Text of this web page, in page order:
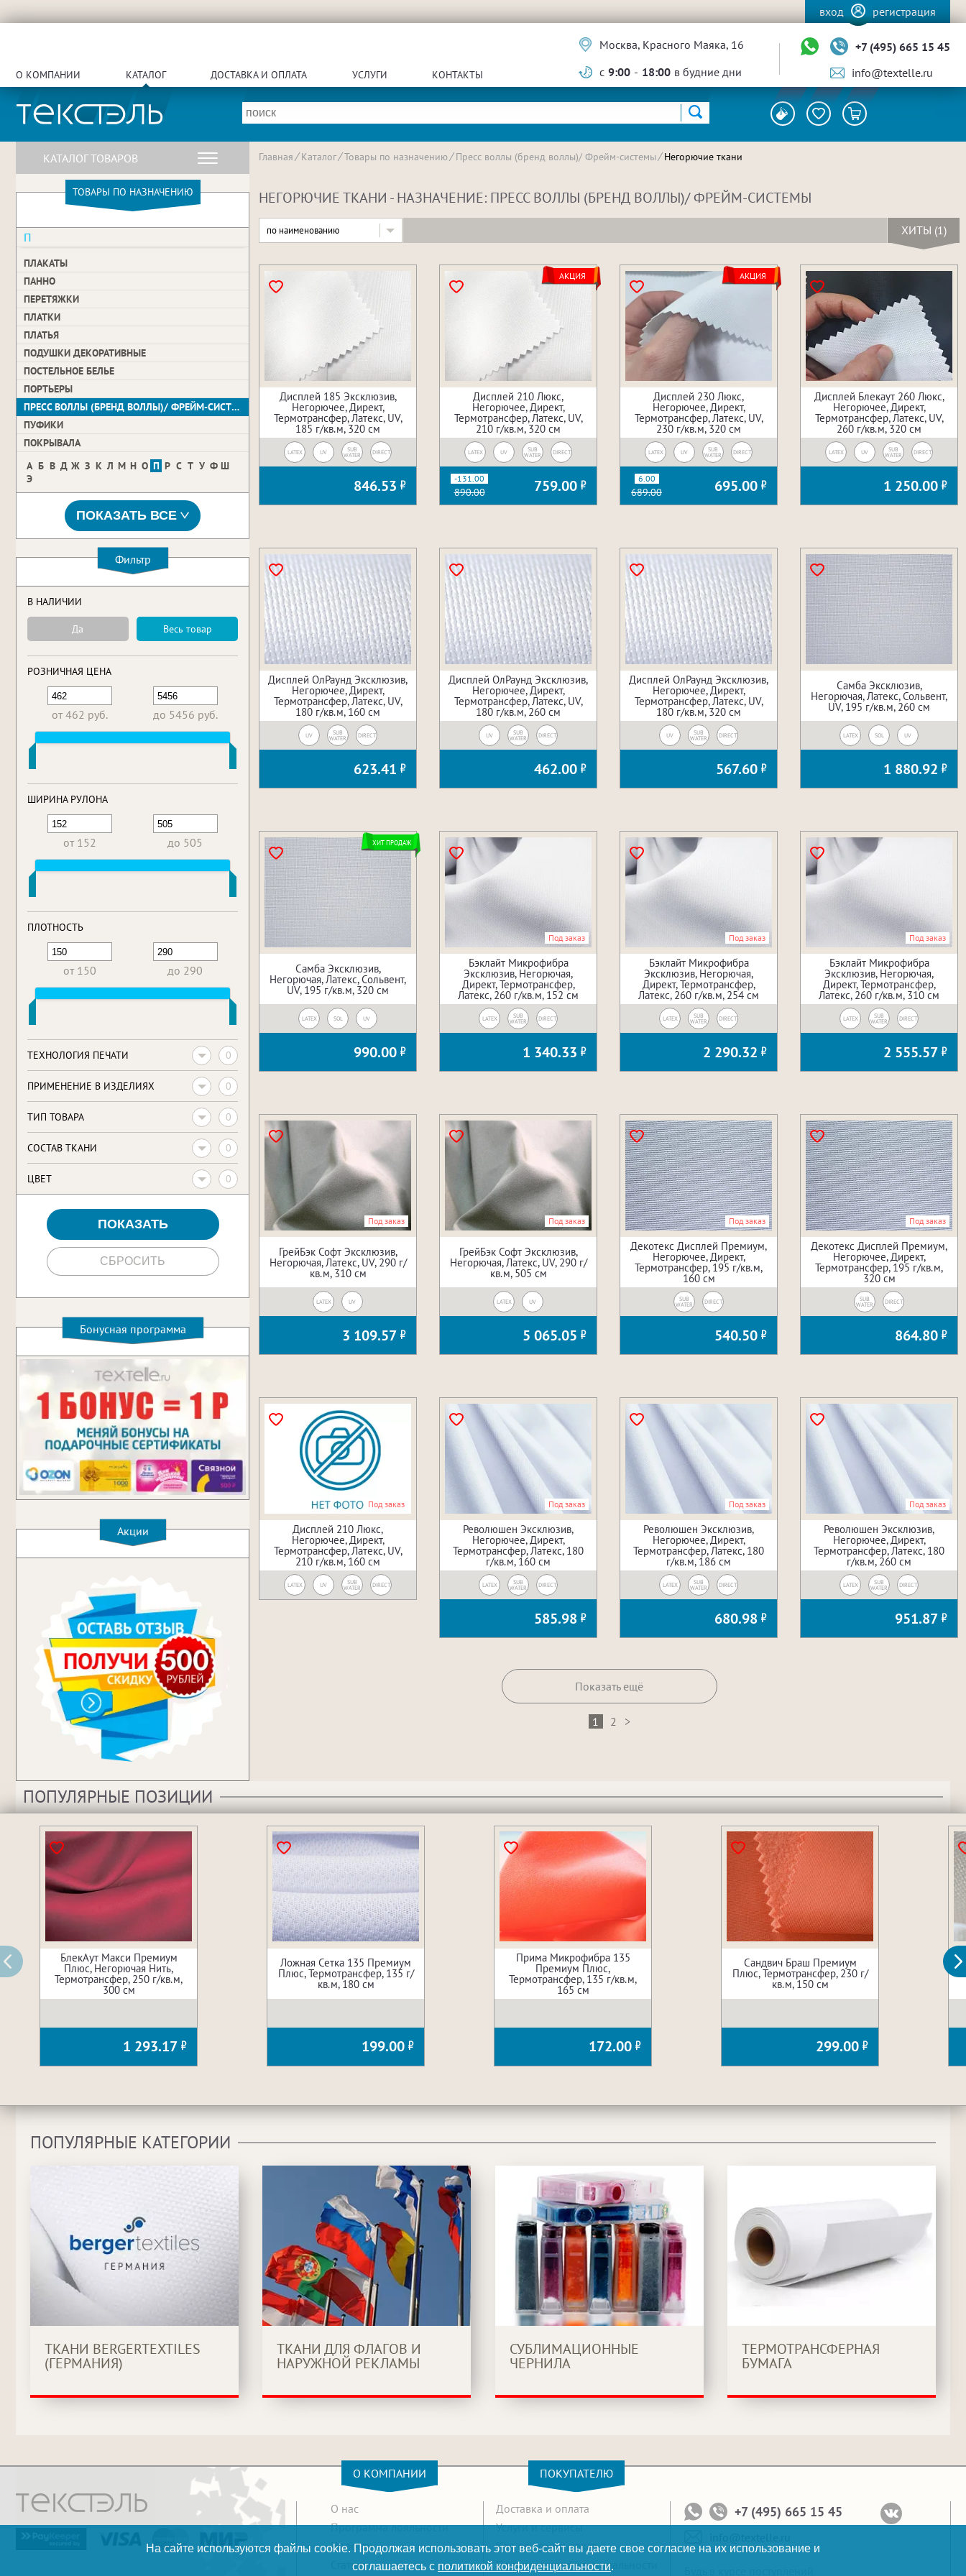
вход регистрация
О КОМПАНИИ КАТАЛОГ ДОСТАВКА И ОПЛАТА УСЛУГИ КОНТАКТЫ
Москва, Красного Маяка, 16
с 9:00 - 18:00 в будние дни
+7 (495) 665 15 45
info@textelle.ru
КАТАЛОГ ТОВАРОВ
ТОВАРЫ ПО НАЗНАЧЕНИЮ
П
ПЛАКАТЫ
ПАННО
ПЕРЕТЯЖКИ
ПЛАТКИ
ПЛАТЬЯ
ПОДУШКИ ДЕКОРАТИВНЫЕ
ПОСТЕЛЬНОЕ БЕЛЬЕ
ПОРТЬЕРЫ
ПРЕСС ВОЛЛЫ (БРЕНД ВОЛЛЫ)/ ФРЕЙМ-СИСТЕМЫ
ПУФИКИ
ПОКРЫВАЛА
А Б В Д Ж З К Л М Н О П Р С Т У Ф Ш
Э
ПОКАЗАТЬ ВСЕ
Фильтр
В НАЛИЧИИ
Да Весь товар
РОЗНИЧНАЯ ЦЕНА
от 462 руб. до 5456 руб.
ШИРИНА РУЛОНА
от 152 до 505
ПЛОТНОСТЬ
от 150 до 290
ТЕХНОЛОГИЯ ПЕЧАТИ 0
ПРИМЕНЕНИЕ В ИЗДЕЛИЯХ 0
ТИП ТОВАРА 0
CОСТАВ ТКАНИ 0
ЦВЕТ 0
Бонусная программа
Акции
Главная Каталог Товары по назначению Пресс воллы (бренд воллы)/ Фрейм-системы Негорючие ткани
НЕГОРЮЧИЕ ТКАНИ - НАЗНАЧЕНИЕ: ПРЕСС ВОЛЛЫ (БРЕНД ВОЛЛЫ)/ ФРЕЙМ-СИСТЕМЫ
по наименованию ХИТЫ (1)
Дисплей 185 Эксклюзив,
Негорючее, Директ,
Термотрансфер, Латекс, UV,
185 г/кв.м, 320 см
LATEX UV
SUB
WATER
DIRECT
846.53
АКЦИЯ
Дисплей 210 Люкс,
Негорючее, Директ,
Термотрансфер, Латекс, UV,
210 г/кв.м, 320 см
LATEX UV
SUB
WATER
DIRECT
-131.00
890.00 759.00
АКЦИЯ
Дисплей 230 Люкс,
Негорючее, Директ,
Термотрансфер, Латекс, UV,
230 г/кв.м, 320 см
LATEX UV
SUB
WATER
DIRECT
6.00
689.00 695.00
Дисплей Блекаут 260 Люкс,
Негорючее, Директ,
Термотрансфер, Латекс, UV,
260 г/кв.м, 320 см
LATEX UV
SUB
WATER
DIRECT
1 250.00
Дисплей ОлРаунд Эксклюзив,
Негорючее, Директ,
Термотрансфер, Латекс, UV,
180 г/кв.м, 160 см
UV
SUB
WATER
DIRECT
623.41
Дисплей ОлРаунд Эксклюзив,
Негорючее, Директ,
Термотрансфер, Латекс, UV,
180 г/кв.м, 260 см
UV
SUB
WATER
DIRECT
462.00
Дисплей ОлРаунд Эксклюзив,
Негорючее, Директ,
Термотрансфер, Латекс, UV,
180 г/кв.м, 320 см
UV
SUB
WATER
DIRECT
567.60
Самба Эксклюзив,
Негорючая, Латекс, Сольвент,
UV, 195 г/кв.м, 260 см
LATEX SOL UV
1 880.92
ХИТ ПРОДАЖ
Самба Эксклюзив,
Негорючая, Латекс, Сольвент,
UV, 195 г/кв.м, 320 см
LATEX SOL UV
990.00
Под заказ
Бэклайт Микрофибра
Эксклюзив, Негорючая,
Директ, Термотрансфер,
Латекс, 260 г/кв.м, 152 см
LATEX
SUB
WATER
DIRECT
1 340.33
Под заказ
Бэклайт Микрофибра
Эксклюзив, Негорючая,
Директ, Термотрансфер,
Латекс, 260 г/кв.м, 254 см
LATEX
SUB
WATER
DIRECT
2 290.32
Под заказ
Бэклайт Микрофибра
Эксклюзив, Негорючая,
Директ, Термотрансфер,
Латекс, 260 г/кв.м, 310 см
LATEX
SUB
WATER
DIRECT
2 555.57
Под заказ
ГрейБэк Софт Эксклюзив,
Негорючая, Латекс, UV, 290 г/
кв.м, 310 см
LATEX UV
3 109.57
Под заказ
ГрейБэк Софт Эксклюзив,
Негорючая, Латекс, UV, 290 г/
кв.м, 505 см
LATEX UV
5 065.05
Под заказ
Декотекс Дисплей Премиум,
Негорючее, Директ,
Термотрансфер, 195 г/кв.м,
160 см
SUB
WATER
DIRECT
540.50
Под заказ
Декотекс Дисплей Премиум,
Негорючее, Директ,
Термотрансфер, 195 г/кв.м,
320 см
SUB
WATER
DIRECT
864.80
Под заказ
Дисплей 210 Люкс,
Негорючее, Директ,
Термотрансфер, Латекс, UV,
210 г/кв.м, 160 см
LATEX UV
SUB
WATER
DIRECT
Под заказ
Революшен Эксклюзив,
Негорючее, Директ,
Термотрансфер, Латекс, 180
г/кв.м, 160 см
LATEX
SUB
WATER
DIRECT
585.98
Под заказ
Революшен Эксклюзив,
Негорючее, Директ,
Термотрансфер, Латекс, 180
г/кв.м, 186 см
LATEX
SUB
WATER
DIRECT
680.98
Под заказ
Революшен Эксклюзив,
Негорючее, Директ,
Термотрансфер, Латекс, 180
г/кв.м, 260 см
LATEX
SUB
WATER
DIRECT
951.87
Показать ещё
1 2 >
ПОПУЛЯРНЫЕ ПОЗИЦИИ
БлекАут Макси Премиум
Плюс, Негорючая Нить,
Термотрансфер, 250 г/кв.м,
300 см
1 293.17
Ложная Сетка 135 Премиум
Плюс, Термотрансфер, 135 г/
кв.м, 180 см
199.00
Прима Микрофибра 135
Премиум Плюс,
Термотрансфер, 135 г/кв.м,
165 см
172.00
Сандвич Браш Премиум
Плюс, Термотрансфер, 230 г/
кв.м, 150 см
299.00
ПОПУЛЯРНЫЕ КАТЕГОРИИ
ТКАНИ BERGERTEXTILES
(ГЕРМАНИЯ)
ТКАНИ ДЛЯ ФЛАГОВ И
НАРУЖНОЙ РЕКЛАМЫ
СУБЛИМАЦИОННЫЕ
ЧЕРНИЛА
ТЕРМОТРАНСФЕРНАЯ
БУМАГА
О КОМПАНИИ
О нас
Программа лояльности
Новости
Статьи
ПОКУПАТЕЛЮ
Доставка и оплата
Услуги и сервисы
Как оформить заказ
Политика конфиденциальности
+7 (495) 665 15 45
На сайте используются файлы cookie. Продолжая использовать этот веб-сайт вы даете свое согласие на их использование и
соглашаетесь с политикой конфиденциальности.